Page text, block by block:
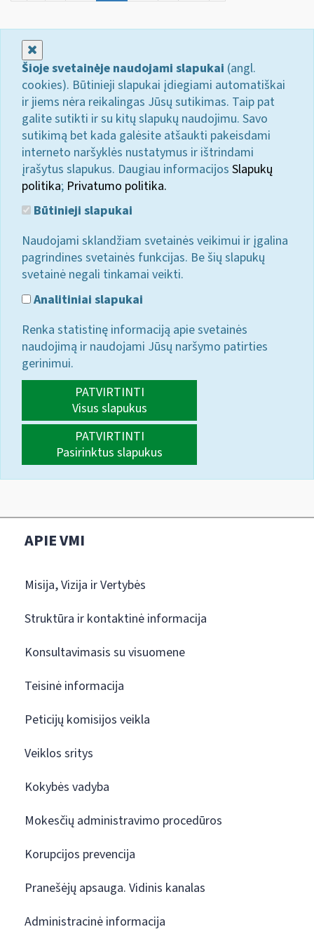
Šioje svetainėje naudojami slapukai (angl.
cookies). Būtinieji slapukai įdiegiami automatiškai
ir jiems nėra reikalingas Jūsų sutikimas. Taip pat
galite sutikti ir su kitų slapukų naudojimu. Savo
sutikimą bet kada galėsite atšaukti pakeisdami
interneto naršyklės nustatymus ir ištrindami
įrašytus slapukus. Daugiau informacijos Slapukų
politika; Privatumo politika.
Būtinieji slapukai
Naudojami sklandžiam svetainės veikimui ir įgalina
pagrindines svetainės funkcijas. Be šių slapukų
svetainė negali tinkamai veikti.
Analitiniai slapukai
Renka statistinę informaciją apie svetainės
naudojimą ir naudojami Jūsų naršymo patirties
gerinimui.
PATVIRTINTI
Visus slapukus
PATVIRTINTI
Pasirinktus slapukus
APIE VMI
Misija, Vizija ir Vertybės
Struktūra ir kontaktinė informacija
Konsultavimasis su visuomene
Teisinė informacija
Peticijų komisijos veikla
Veiklos sritys
Kokybės vadyba
Mokesčių administravimo procedūros
Korupcijos prevencija
Pranešėjų apsauga. Vidinis kanalas
Administracinė informacija